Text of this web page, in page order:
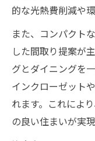
的な光熱費削減や
また、コンパクト
した間取り提案が
グとダイニングを
インクローゼット
れます。これによ
の良い住まいが実現